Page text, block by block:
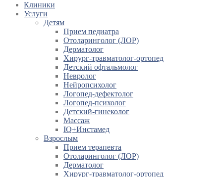
Клиники
Услуги
Детям
Прием педиатра
Отоларинголог (ЛОР)
Дерматолог
Хирург-травматолог-ортопед
Детский офтальмолог
Невролог
Нейропсихолог
Логопед-дефектолог
Логопед-психолог
Детский-гинеколог
Массаж
IQ+Инстамед
Взрослым
Прием терапевта
Отоларинголог (ЛОР)
Дерматолог
Хирург-травматолог-ортопед